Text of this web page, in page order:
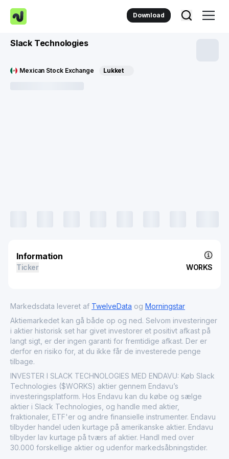
Download
Slack Technologies
Mexican Stock Exchange Lukket
Information
Ticker WORKS
Markedsdata leveret af TwelveData og Morningstar
Aktiemarkedet kan gå både op og ned. Selvom investeringer
i aktier historisk set har givet investorer et positivt afkast på
langt sigt, er der ingen garanti for fremtidige afkast. Der er
derfor en risiko for, at du ikke får de investerede penge
tilbage.
INVESTER I SLACK TECHNOLOGIES MED ENDAVU: Køb Slack
Technologies ($WORKS) aktier gennem Endavu’s
investeringsplatform. Hos Endavu kan du købe og sælge
aktier i Slack Technologies, og handle med aktier,
fraktionaler, ETF'er og andre finansielle instrumenter. Endavu
tilbyder handel uden kurtage på amerikanske aktier. Endavu
tilbyder lav kurtage på tværs af aktier. Handl med over
30.000 forskellige aktier og udenfor markedsåbningstider.